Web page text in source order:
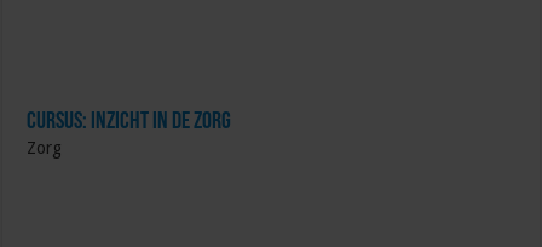
Cursus: Inzicht in de Zorg
Zorg